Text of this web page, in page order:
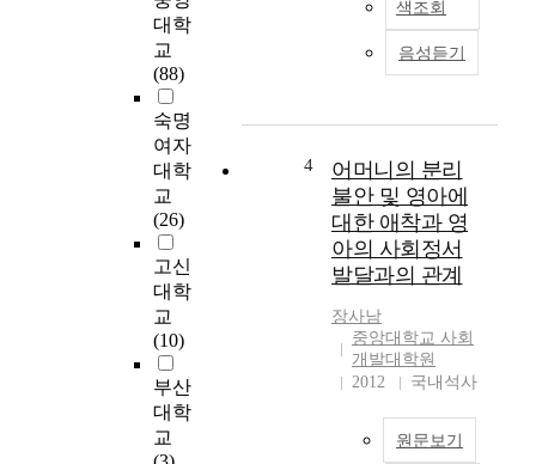
대학
교
(88)
숙명
여자
대학
교
(26)
고신
대학
교
(10)
부산
대학
교
색조회
음성듣기
4
어머니의 분리
불안 및 영아에
대한 애착과 영
아의 사회정서
발달과의 관계
장사남
중앙대학교 사회
개발대학원
2012
국내석사
원문보기